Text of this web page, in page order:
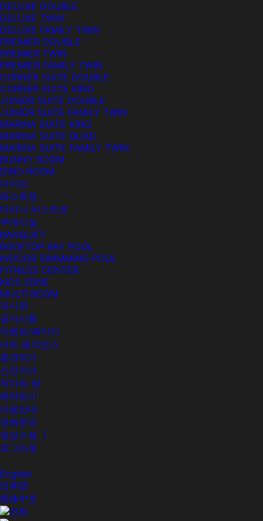
DELUXE DOUBLE
DELUXE TWIN
DELUXE FAMILY TWIN
PREMIER DOUBLE
PREMIER TWIN
PREMIER FAMILY TWIN
CORNER SUITE DOUBLE
CORNER SUITE KING
JUNIOR SUITE DOUBLE
JUNIOR SUITE FAMILY TWIN
MARINA SUITE KING
MARINA SUITE QUAD
MARINA SUITE FAMILY TWIN
BUNNY ROOM
DINO ROOM
다이닝
레스토랑
마리나 비스트로
부대시설
BANQUET
ROOFTOP SKY POOL
INDOOR SWIMMING POOL
FITNESS CENTER
KIDS ZONE
MULTI ROOM
게시판
공지사항
이벤트/패키지
아트 레지던스
중견작가
신진작가
작가의 방
예약하기
이용안내
연회문의
정보수정 |
로그아웃
English
日本語
简体中文